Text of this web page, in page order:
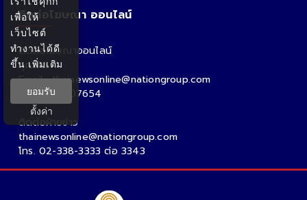
Thainewsonline
Tnews
CATE GORIES
ข่าวพระราชสำนัก ข่าวการเมือง ข่าวสังคม
หวย ดวง ความเชื่อ
ข่าวเศรษฐกิจ
ข่าวประชาสัมพันธ์ นโยบายการเป็นส่วนตัว
ติดต่อโฆษณา ออนไลน์
เพื่อให้
เว็บไซต์
ทำงานได้ดี
ขึ้นเพิ่มเติม
ยอมรับ
ตั้งค่า